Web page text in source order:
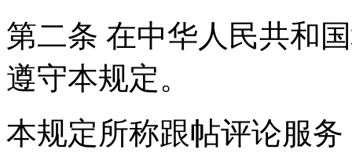
第二条 在中华人民共和
遵守本规定。
本规定所称跟帖评论服